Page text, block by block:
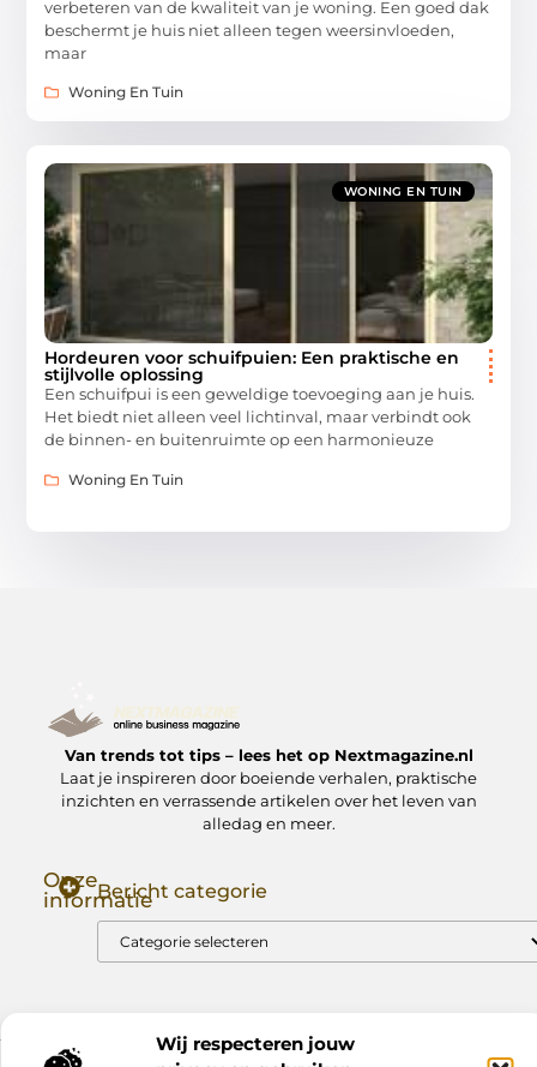
Wij respecteren jouw
verbeteren van de kwaliteit van je woning. Een goed dak
beschermt je huis niet alleen tegen weersinvloeden,
maar
Woning En Tuin
WONING EN TUIN
Hordeuren voor schuifpuien: Een praktische en
stijlvolle oplossing
Een schuifpui is een geweldige toevoeging aan je huis.
Het biedt niet alleen veel lichtinval, maar verbindt ook
de binnen- en buitenruimte op een harmonieuze
Woning En Tuin
Van trends tot tips – lees het op Nextmagazine.nl
Laat je inspireren door boeiende verhalen, praktische
inzichten en verrassende artikelen over het leven van
alledag en meer.
Onze
informatieBericht categorie